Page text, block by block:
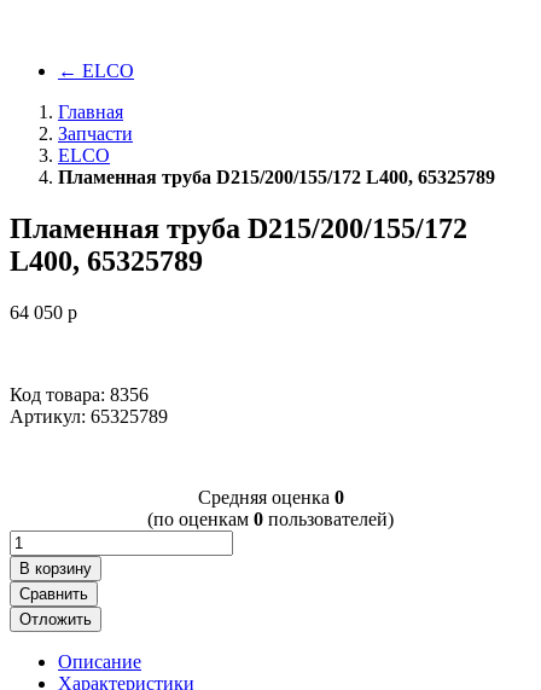
← ELCO
Главная
Запчасти
ELCO
Пламенная труба D215/200/155/172 L400, 65325789
Пламенная труба D215/200/155/172
L400, 65325789
64 050 p
Код товара: 8356
Артикул: 65325789
Cредняя оценка 0
(по оценкам 0 пользователей)
В корзину
Сравнить
Отложить
Описание
Характеристики